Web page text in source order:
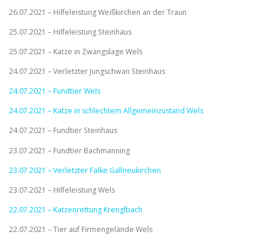
26.07.2021 – Hilfeleistung Weißkirchen an der Traun
25.07.2021 – Hilfeleistung Steinhaus
25.07.2021 – Katze in Zwangslage Wels
24.07.2021 – Verletzter Jungschwan Steinhaus
24.07.2021 – Fundtier Wels
24.07.2021 – Katze in schlechtem Allgemeinzustand Wels
24.07.2021 – Fundtier Steinhaus
23.07.2021 – Fundtier Bachmanning
23.07.2021 – Verletzter Falke Gallneukirchen
23.07.2021 – Hilfeleistung Wels
22.07.2021 – Katzenrettung Krenglbach
22.07.2021 – Tier auf Firmengelände Wels